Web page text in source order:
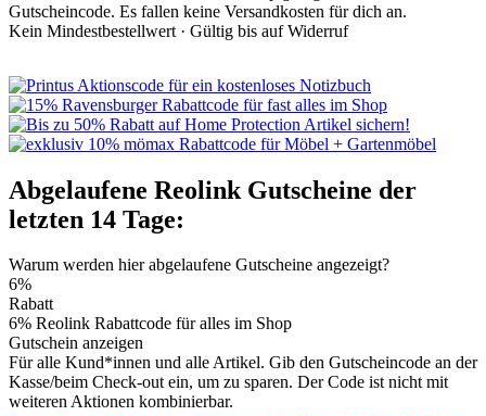
Gutscheincode. Es fallen keine Versandkosten für dich an.
Kein Mindestbestellwert · Gültig bis auf Widerruf
Abgelaufene Reolink Gutscheine der
letzten 14 Tage:
Warum werden hier abgelaufene Gutscheine angezeigt?
6%
Rabatt
6% Reolink Rabattcode für alles im Shop
Gutschein anzeigen
Für alle Kund*innen und alle Artikel. Gib den Gutscheincode an der
Kasse/beim Check-out ein, um zu sparen. Der Code ist nicht mit
weiteren Aktionen kombinierbar.